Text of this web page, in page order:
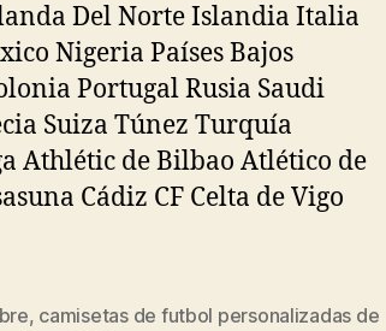
Del Norte Islandia Italia
Nigeria Países Bajos
Portugal Rusia Saudi
Suiza Túnez Turquía
Athlétic de Bilbao Atlético de
Cádiz CF Celta de Vigo
, camisetas de futbol personalizadas de